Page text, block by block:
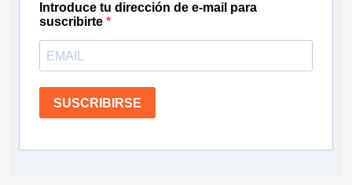
Introduce tu dirección de e-mail para
suscribirte
SUSCRIBIRSE